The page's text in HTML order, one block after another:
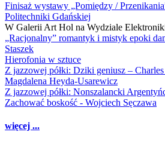
Finisaż wystawy „Pomiędzy /
Politechniki Gdańskiej
W Galerii Art Hol na Wydziale
„Racjonalny” romantyk i mistyk epoki
Staszek
Hierofonia w sztuce
Z jazzowej półki: Dziki geniusz –
Magdalena Heyda-Usarewicz
Z jazzowej półki: Nonszalancki
Zachować boskość - Wojciech Sęczawa
więcej ...